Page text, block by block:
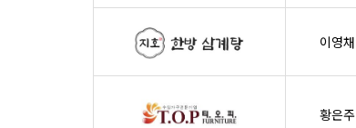
이영채
황은주